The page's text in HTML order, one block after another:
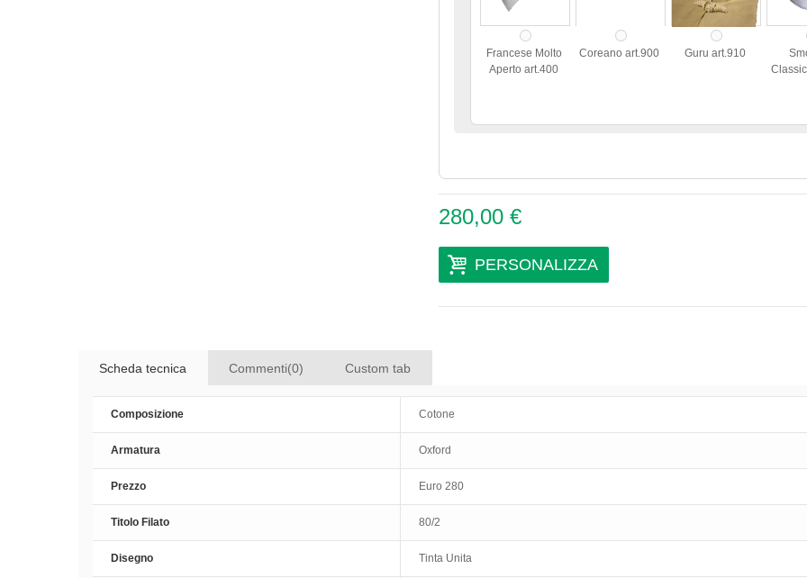
Francese Molto
Aperto art.400
Coreano art.900 Guru art.910
280,00 €
PERSONALIZZA
Scheda tecnica Commenti(0) Custom tab
Composizione Cotone
Armatura Oxford
Prezzo Euro 280
Titolo Filato 80/2
Disegno Tinta Unita